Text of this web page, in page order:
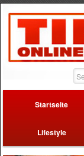
Startseite
Lifestyle